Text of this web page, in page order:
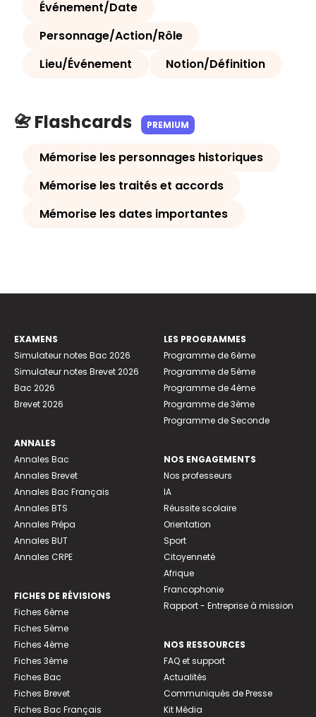
Événement/Date
Personnage/Action/Rôle
Lieu/Événement
Notion/Définition
📇 Flashcards PREMIUM
Mémorise les personnages historiques
Mémorise les traités et accords
Mémorise les dates importantes
EXAMENS
Simulateur notes Bac 2026
Simulateur notes Brevet 2026
Bac 2026
Brevet 2026
ANNALES
Annales Bac
Annales Brevet
Annales Bac Français
Annales BTS
Annales Prépa
Annales BUT
Annales CRPE
FICHES DE RÉVISIONS
Fiches 6ème
Fiches 5ème
Fiches 4ème
Fiches 3ème
Fiches Bac
Fiches Brevet
Fiches Bac Français
LES PROGRAMMES
Programme de 6ème
Programme de 5ème
Programme de 4ème
Programme de 3ème
Programme de Seconde
NOS ENGAGEMENTS
Nos professeurs
IA
Réussite scolaire
Orientation
Sport
Citoyenneté
Afrique
Francophonie
Rapport - Entreprise à mission
NOS RESSOURCES
FAQ et support
Actualités
Communiqués de Presse
Kit Média